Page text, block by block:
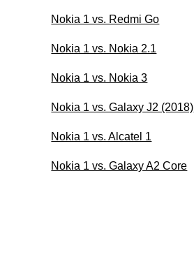
Nokia 1 vs. Redmi Go
Nokia 1 vs. Nokia 2.1
Nokia 1 vs. Nokia 3
Nokia 1 vs. Galaxy J2 (2018)
Nokia 1 vs. Alcatel 1
Nokia 1 vs. Galaxy A2 Core